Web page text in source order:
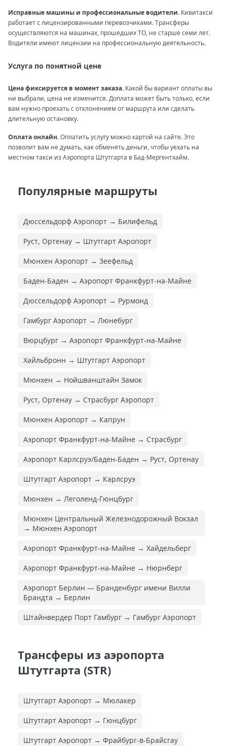
Исправные машины и профессиональные водители. Кивитакси
работает с лицензированными перевозчиками. Трансферы
осуществляются на машинах, прошедших ТО, не старше семи лет.
Водители имеют лицензии на профессиональную деятельность.
Услуга по понятной цене
Цена фиксируется в момент заказа. Какой бы вариант оплаты вы
ни выбрали, цена не изменится. Доплата может быть только, если
вам нужно проехать с отклонением от маршрута или сделать
длительную остановку.
Оплата онлайн.Оплатить услугу можно картой на сайте. Это
позволит вам не думать, как обменять деньги, чтобы уехать на
местном такси из Аэропорта Штутгарта в Бад-Мергентхайм.
Популярные маршруты
Дюссельдорф Аэропорт → Билифельд
Руст, Ортенау → Штутгарт Аэропорт
Мюнхен Аэропорт → Зеефельд
Баден-Баден → Аэропорт Франкфурт-на-Майне
Дюссельдорф Аэропорт → Рурмонд
Гамбург Аэропорт → Люнебург
Вюрцбург → Аэропорт Франкфурт-на-Майне
Хайльбронн → Штутгарт Аэропорт
Мюнхен → Нойшванштайн Замок
Руст, Ортенау → Страсбург Аэропорт
Мюнхен Аэропорт → Капрун
Аэропорт Франкфурт-на-Майне → Страсбург
Аэропорт Карлсруэ/Баден-Баден → Руст, Ортенау
Штутгарт Аэропорт → Карлсруэ
Мюнхен → Леголенд-Гюнцбург
Мюнхен Центральный Железнодорожный Вокзал
→ Мюнхен Аэропорт
Аэропорт Франкфурт-на-Майне → Хайдельберг
Аэропорт Франкфурт-на-Майне → Нюрнберг
Аэропорт Берлин — Бранденбург имени Вилли
Брандта → Берлин
Штайнвердер Порт Гамбург → Гамбург Аэропорт
Трансферы из аэропорта
Штутгарта (STR)
Штутгарт Аэропорт → Мюлакер
Штутгарт Аэропорт → Гюнцбург
Штутгарт Аэропорт → Фрайбург-в-Брайсгау